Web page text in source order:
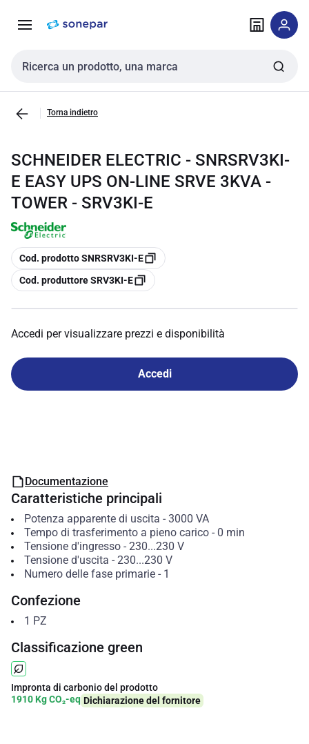
navigazione alla
Cerca input
Torna indietro
SCHNEIDER ELECTRIC - SNRSRV3KI-
E EASY UPS ON-LINE SRVE 3KVA -
TOWER - SRV3KI-E
copia
Cod. prodotto SNRSRV3KI-E
copia
Cod. produttore SRV3KI-E
Accedi per visualizzare prezzi e disponibilità
Accedi
Documentazione
Caratteristiche principali
Potenza apparente di uscita - 3000 VA
Tempo di trasferimento a pieno carico- 0 min
Tensione d'ingresso- 230...230 V
Tensione d'uscita - 230...230 V
Numero delle fase primarie- 1
Confezione
1 PZ
Classificazione green
Impronta di carbonio del prodotto
1910 Kg CO₂-eq Dichiarazione del fornitore